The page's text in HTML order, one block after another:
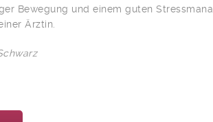
Bewegung und einem guten
Ärztin.